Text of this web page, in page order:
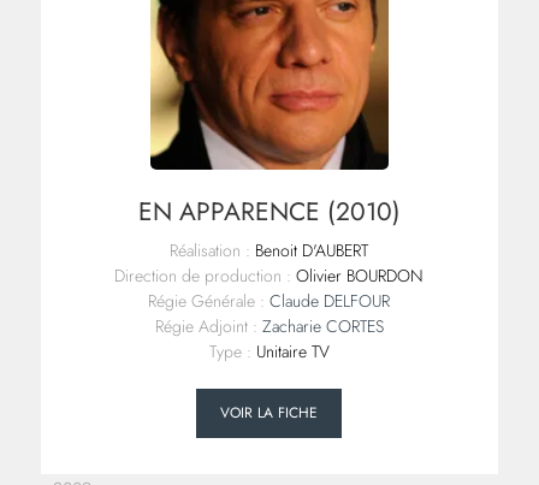
EN APPARENCE (2010)
Réalisation : Benoit D'AUBERT
Direction de production : Olivier BOURDON
Régie Générale : Claude DELFOUR
Régie Adjoint : Zacharie CORTES
Type : Unitaire TV
VOIR LA FICHE